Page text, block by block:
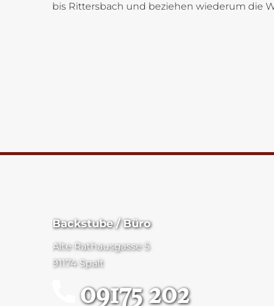
bis Rittersbach und beziehen wiederum die
Backstube / Büro
Alte Rathausgasse 5
91174 Spalt
09175 202